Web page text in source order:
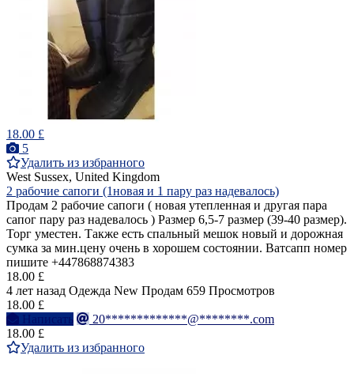
18.00 £
5
Удалить из избранного
West Sussex, United Kingdom
2 рабочие сапоги (1новая и 1 пару раз надевалось)
Продам 2 рабочие сапоги ( новая утепленная и другая пара
сапог пару раз надевалось ) Размер 6,5-7 размер (39-40 размер).
Торг уместен. Также есть спальный мешок новый и дорожная
сумка за мин.цену очень в хорошем состоянии. Ватсапп номер
пишите +447868874383
18.00 £
4 лет назад Одежда New Продам 659 Просмотров
18.00 £
Написать
20*************@********.com
18.00 £
Удалить из избранного